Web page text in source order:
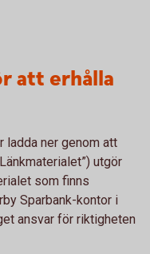
att erhålla
ladda ner genom att
utgör
som finns
Sparbank-kontor i
ansvar för riktigheten